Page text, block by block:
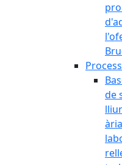
de